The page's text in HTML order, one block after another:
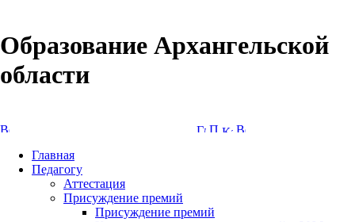
Образование Архангельской
области
Главная
Педагогу
Аттестация
Присуждение премий
Присуждение премий